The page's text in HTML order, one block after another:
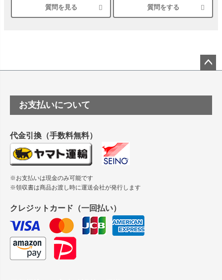
シルバーペーパーにEPSON EP-30VAで印刷するときの設定
は？
塩ビのロール紙で離型紙が透明の商品はありますか
つや消し半透明ラベルのロールタイプはありますか？
縦420mm×横650mmの包装紙に適した紙はありますか？
質問を見る 質問をする
ップ
お支払いについて
代金引換（手数料無料）
※お支払いは現金のみ可能です
※領収書は商品お渡し時に運送会社が発行します
クレジットカード（一回払い）